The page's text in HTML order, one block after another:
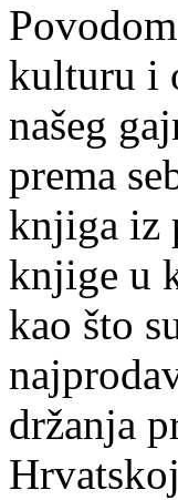
kulturu i
našeg
prema
knjiga iz
knjige u
kao što
držanja